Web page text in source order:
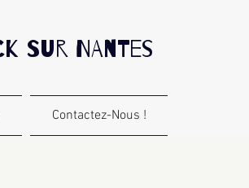
sur Nantes
Contactez-Nous !